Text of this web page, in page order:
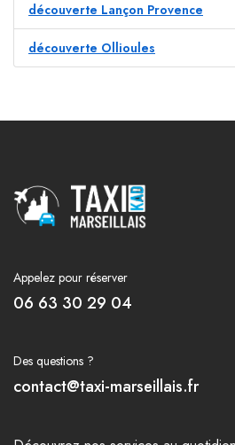
découverte Lançon Provence
découverte Ollioules
Appelez pour réserver
06 63 30 29 04
Des questions ?
contact@taxi-marseillais.fr